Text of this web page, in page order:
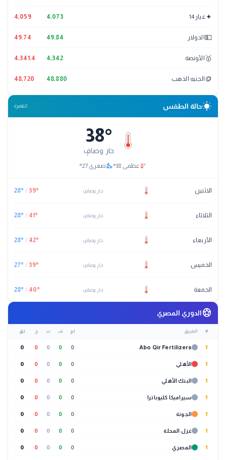
✦عيار 14 4,073
4,059
💵 الدولار 49.84
49.74
🥇 الأونصة 4,342
4,341.4
🪙 الجنيه الذهب 48,880
48,720
wb_sunnyحالة الطقس القاهرة
38°
حار وصافٍ
thermostatعظمى 38
°
nights_stayصغرى 27
°
الاثنين حار وصافٍ 39°
/
28°
الثلاثاء حار وصافٍ 41°
/
28°
الأربعاء حار وصافٍ 42°
/
28°
الخميس حار وصافٍ 39°
/
27°
الجمعة حار وصافٍ 40°
/
28°
sports_soccerالدوري المصري
# الفريق لع ف ت خ نق
1
Abo Qir Fertilizers
0
0
0
0
0
1 الأهلي 0
0
0
0
0
1 البنك الأهلي 0
0
0
0
0
1 سيراميكا كليوباترا 0
0
0
0
0
1 الجونة 0
0
0
0
0
1 غزل المحلة 0
0
0
0
0
1 المصري 0
0
0
0
0